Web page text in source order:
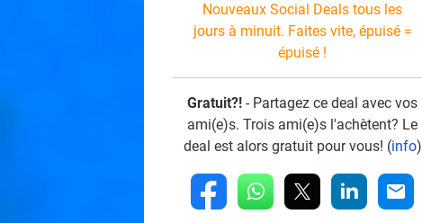
Nouveaux Social Deals tous les
jours à minuit. Faites vite, épuisé =
épuisé !
Gratuit?! - Partagez ce deal avec vos
ami(e)s. Trois ami(e)s l'achètent? Le
deal est alors gratuit pour vous! (info)
fb whatsapp linkedin mail